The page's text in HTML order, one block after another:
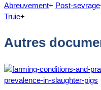
Abreuvement+ Post-sevrage
Truie+
Autres